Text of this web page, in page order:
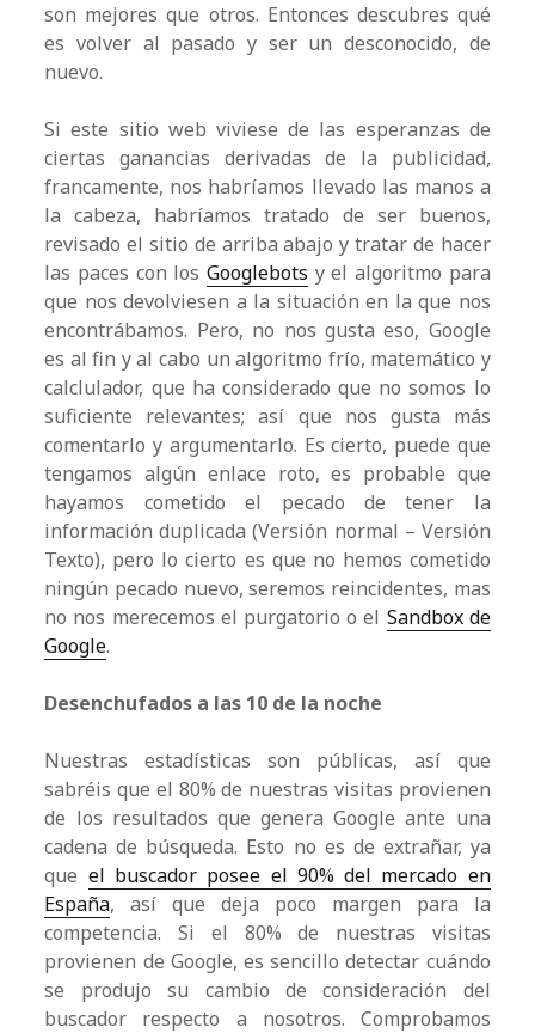
son mejores que otros. Entonces descubres qué
es volver al pasado y ser un desconocido, de
nuevo.
Si este sitio web viviese de las esperanzas de
ciertas ganancias derivadas de la publicidad,
francamente, nos habríamos llevado las manos a
la cabeza, habríamos tratado de ser buenos,
revisado el sitio de arriba abajo y tratar de hacer
las paces con los Googlebots y el algoritmo para
que nos devolviesen a la situación en la que nos
encontrábamos. Pero, no nos gusta eso, Google
es al fin y al cabo un algoritmo frío, matemático y
calclulador, que ha considerado que no somos lo
suficiente relevantes; así que nos gusta más
comentarlo y argumentarlo. Es cierto, puede que
tengamos algún enlace roto, es probable que
hayamos cometido el pecado de tener la
información duplicada (Versión normal – Versión
Texto), pero lo cierto es que no hemos cometido
ningún pecado nuevo, seremos reincidentes, mas
no nos merecemos el purgatorio o el Sandbox de
Google.
Desenchufados a las 10 de la noche
Nuestras estadísticas son públicas, así que
sabréis que el 80% de nuestras visitas provienen
de los resultados que genera Google ante una
cadena de búsqueda. Esto no es de extrañar, ya
que el buscador posee el 90% del mercado en
España, así que deja poco margen para la
competencia. Si el 80% de nuestras visitas
provienen de Google, es sencillo detectar cuándo
se produjo su cambio de consideración del
buscador respecto a nosotros. Comprobamos